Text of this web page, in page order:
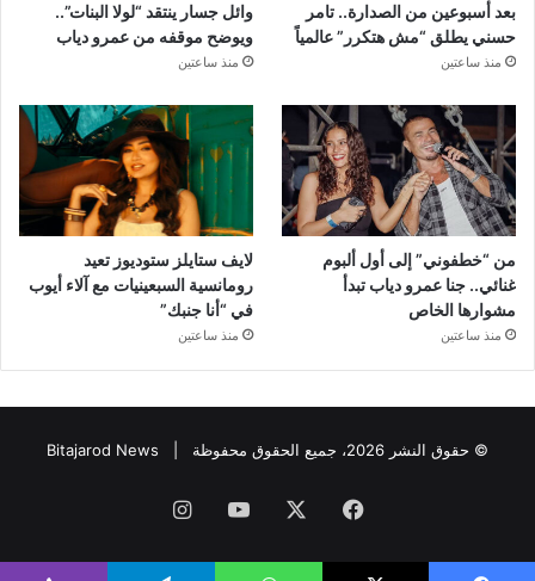
بعد أسبوعين من الصدارة.. تامر
حسني يطلق “مش هتكرر” عالمياً
منذ ساعتين
وائل جسار ينتقد “لولا البنات”..
ويوضح موقفه من عمرو دياب
منذ ساعتين
من “خطفوني” إلى أول ألبوم
غنائي.. جنا عمرو دياب تبدأ
مشوارها الخاص
منذ ساعتين
لايف ستايلز ستوديوز تعيد
رومانسية السبعينيات مع آلاء أيوب
في “أنا جنبك”
منذ ساعتين
© حقوق النشر 2026، جميع الحقوق محفوظة | Bitajarod News
فيسبوك ‫YouTubeانستقرام